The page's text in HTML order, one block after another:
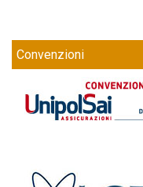
Convenzioni